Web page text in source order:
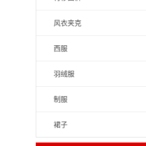
风衣夹克
西服
羽绒服
制服
裙子